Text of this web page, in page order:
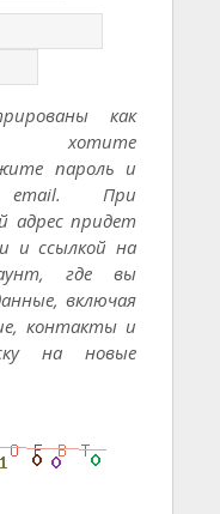
как
хотите
пароль и
email. При
адрес придет
и ссылкой на
где вы
включая
контакты и
на новые